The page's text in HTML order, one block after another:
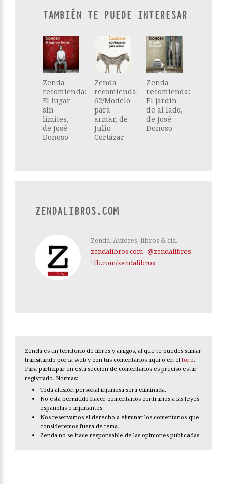
TAMBIÉN TE PUEDE INTERESAR
Zenda
recomienda:
El lugar
sin
límites,
de José
Donoso
Zenda
recomienda:
62/Modelo
para
armar, de
Julio
Cortázar
Zenda
recomienda:
El jardín
de al lado,
de José
Donoso
ZENDALIBROS.COM
Zenda. Autores, libros & cía.
zendalibros.com · @zendalibros
· fb.com/zendalibros
Zenda es un territorio de libros y amigos, al que te puedes sumar
transitando por la web y con tus comentarios aquí o en el foro.
Para participar en esta sección de comentarios es preciso estar
registrado. Normas:
Toda alusión personal injuriosa será eliminada.
No está permitido hacer comentarios contrarios a las leyes
españolas o injuriantes.
Nos reservamos el derecho a eliminar los comentarios que
consideremos fuera de tema.
Zenda no se hace responsable de las opiniones publicadas.